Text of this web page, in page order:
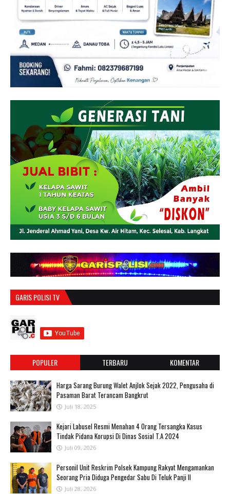
GARIS POLISI TV
POPULER TERBARU KOMENTAR
Harga Sarang Burung Walet Anjlok Sejak 2022, Pengusaha di
Pasaman Barat Terancam Bangkrut
Juli 18, 2025
‎Kejari Labusel Resmi Menahan 4 Orang Tersangka Kasus
Tindak Pidana Korupsi Di Dinas Sosial T.A 2024
Juli 09, 2026
Personil Unit Reskrim Polsek Kampung Rakyat Mengamankan
Seorang Pria Diduga Pengedar Sabu Di Teluk Panji II
Juli 28, 2026